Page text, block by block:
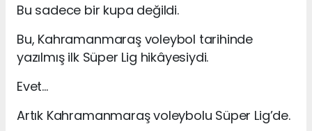
Bu sadece bir kupa değildi.
Bu, Kahramanmaraş voleybol tarihinde
yazılmış ilk Süper Lig hikâyesiydi.
Evet…
Artık Kahramanmaraş voleybolu Süper Lig’de.